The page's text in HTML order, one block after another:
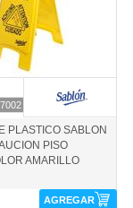
PLASTICO SABLON
PISO
AMARILLO
AGREGAR